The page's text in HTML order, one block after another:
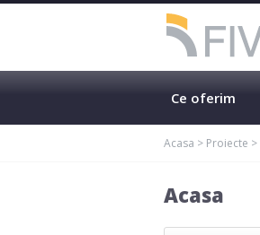
Ce oferim
Acasa > Proiecte >
Acasa